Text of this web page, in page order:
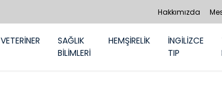
Hakkımızda
VETERİNER
SAĞLIK
BİLİMLERİ
HEMŞİRELİK
İNGİLİZCE
TIP